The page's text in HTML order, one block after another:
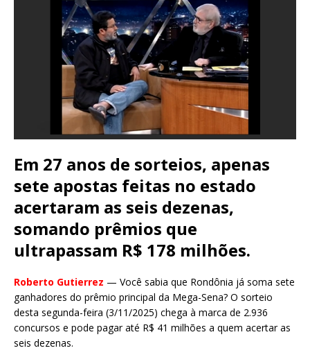
Em 27 anos de sorteios, apenas
sete apostas feitas no estado
acertaram as seis dezenas,
somando prêmios que
ultrapassam R$ 178 milhões.
Roberto Gutierrez — Você sabia que Rondônia já soma sete
ganhadores do prêmio principal da Mega-Sena? O sorteio
desta segunda-feira (3/11/2025) chega à marca de 2.936
concursos e pode pagar até R$ 41 milhões a quem acertar as
seis dezenas.